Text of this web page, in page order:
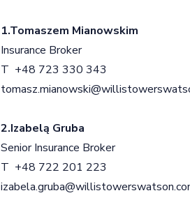
1.Tomaszem Mianowskim
Insurance Broker
T +48 723 330 343
2.Izabelą Gruba
Senior Insurance Broker
T +48 722 201 223